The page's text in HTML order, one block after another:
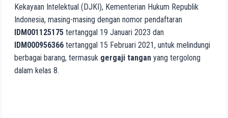
Kekayaan Intelektual (DJKI), Kementerian Hukum Republik
Indonesia, masing-masing dengan nomor pendaftaran
IDM001125175tertanggal 19 Januari 2023 dan
IDM000956366tertanggal 15 Februari 2021, untuk melindungi
berbagai barang, termasuk gergaji tanganyang tergolong
dalam kelas 8.